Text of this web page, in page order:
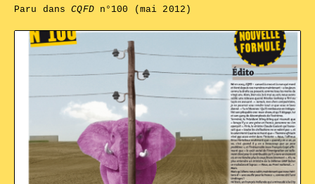
Paru dansCQFDn°100 (mai 2012)